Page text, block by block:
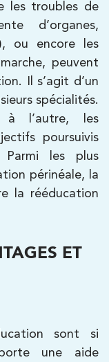
les troubles de
d’organes,
ou encore les
peuvent
Il s’agit d’un
spécialités.
à l’autre, les
poursuivis
les plus
périnéale, la
la rééducation
ET
sont si
une aide
Paris
Paris